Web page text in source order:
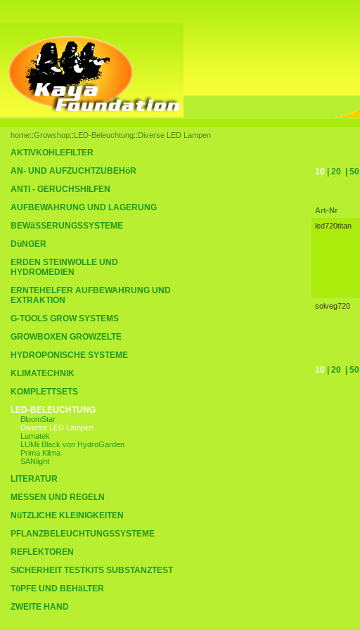
home::Growshop::LED-Beleuchtung::Diverse LED Lampen
AKTIVKOHLEFILTER
AN- UND AUFZUCHTZUBEHöR
ANTI - GERUCHSHILFEN
AUFBEWAHRUNG UND LAGERUNG
BEWäSSERUNGSSYSTEME
DüNGER
ERDEN STEINWOLLE UND
HYDROMEDIEN
ERNTEHELFER AUFBEWAHRUNG UND
EXTRAKTION
G-TOOLS GROW SYSTEMS
GROWBOXEN GROWZELTE
HYDROPONISCHE SYSTEME
KLIMATECHNIK
KOMPLETTSETS
LED-BELEUCHTUNG
BloomStar
Diverse LED Lampen
Lumatek
LUMii Black von HydroGarden
Prima Klima
SANlight
LITERATUR
MESSEN UND REGELN
NüTZLICHE KLEINIGKEITEN
PFLANZBELEUCHTUNGSSYSTEME
REFLEKTOREN
SICHERHEIT TESTKITS SUBSTANZTEST
TöPFE UND BEHäLTER
ZWEITE HAND
10 20 50
Art-Nr
led720titan
solveg720
10 20 50